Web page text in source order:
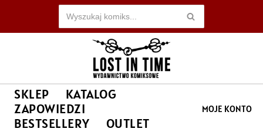
Przejdź
SKLEP
KATALOG
ZAPOWIEDZI
BESTSELLERY
OUTLET
MOJE KONTO